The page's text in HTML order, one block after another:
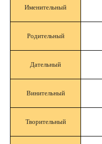
Именительный
Родительный
Дательный
Винительный
Творительный